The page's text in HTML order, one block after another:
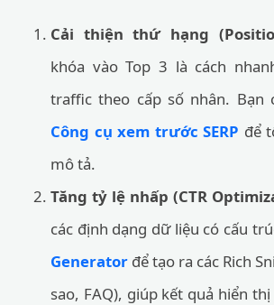
Cải thiện thứ hạng
khóa vào Top 3 là cách
traffic theo cấp số nhân. Bạn
Công cụ xem trước SERP để
mô tả.
Tăng tỷ lệ nhấp (CTR
các định dạng dữ liệu có cấu
Generator để tạo ra các Rich
sao, FAQ), giúp kết quả hiển